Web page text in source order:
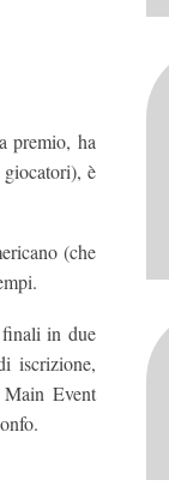
premio, ha
è
(che
in due
iscrizione,
Event